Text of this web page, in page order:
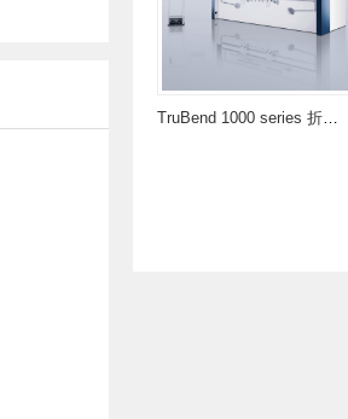
TruBend 1000 series 折弯机